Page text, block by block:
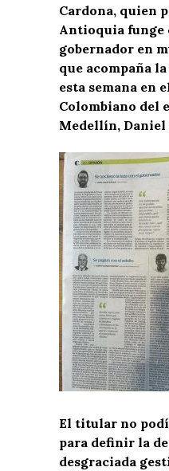
Cardona, quien
Antioquia funge
gobernador en
que acompaña
esta semana en
Colombiano del
Medellín, Daniel
El titular no
para definir la
desgraciada